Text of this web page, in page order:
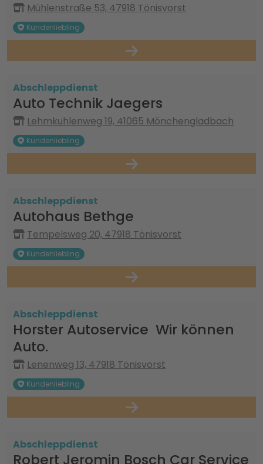
Mühlenstraße 53, 47918 Tönisvorst
Kundenliebling
Abschleppdienst
Auto Technik Jaegers
Lehmkuhlenweg 19, 41065 Mönchengladbach
Kundenliebling
Abschleppdienst
Autohaus Bethge
Tempelsweg 20, 47918 Tönisvorst
Kundenliebling
Abschleppdienst
Horster Autoservice ‍ Wir können
Auto.
Lenenweg 13, 47918 Tönisvorst
Kundenliebling
Abschleppdienst
Robert Jeromin Bosch Car Service